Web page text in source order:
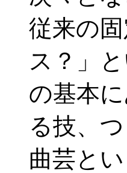
従来の
ス？」
の基本
る技、
曲芸と